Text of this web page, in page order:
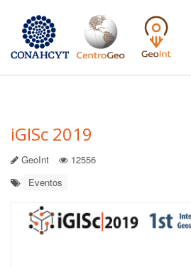
iGISc 2019
GeoInt
12556
Eventos